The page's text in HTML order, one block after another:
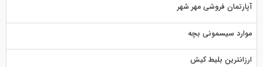
آپارتمان فروشی مهر شهر
موارد سیسمونی بچه
ارزانترین بلیط کیش